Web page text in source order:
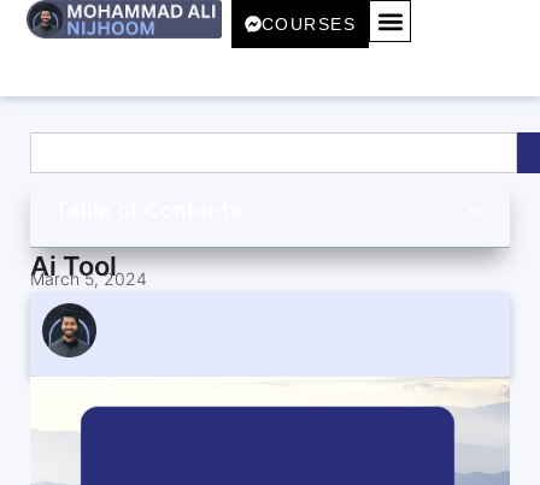
COURSES
Ai Tool
March 5, 2024